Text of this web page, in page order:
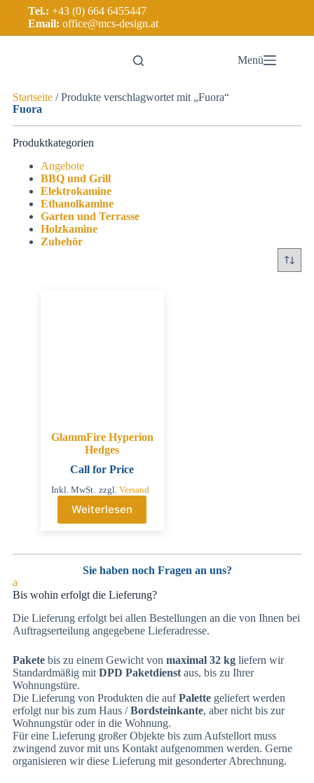
Tel.: +43 (0) 664 6455447
Email: office@mcs-design.at
Menü
Startseite/ Produkte verschlagwortet mit „Fuora“
Fuora
Produktkategorien
Angebote
BBQ und Grill
Elektrokamine
Ethanolkamine
Garten und Terrasse
Holzkamine
Zubehör
GlammFire Hyperion
Hedges
Call for Price
Inkl. MwSt. zzgl.Versand
Weiterlesen
Sie haben noch Fragen an uns?
a
Bis wohin erfolgt die Lieferung?
Die Lieferung erfolgt bei allen Bestellungen an die von Ihnen bei
Auftragserteilung angegebene Lieferadresse.
Paketebis zu einem Gewicht von maximal 32 kgliefern wir
Standardmäßig mitDPD Paketdienstaus, bis zu Ihrer
Wohnungstüre.
Die Lieferung von Produkten die aufPalette geliefert werden
erfolgt nur bis zum Haus /Bordsteinkante, aber nicht bis zur
Wohnungstür oder in die Wohnung.
Für eine Lieferung großer Objekte bis zum Aufstellort muss
zwingend zuvor mit uns Kontakt aufgenommen werden. Gerne
organisieren wir diese Lieferung mit gesonderter Abrechnung.